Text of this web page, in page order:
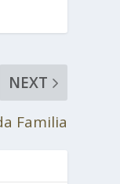
NEXT
Familia